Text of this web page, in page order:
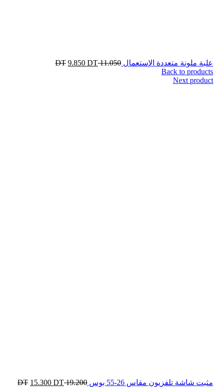
علبة ملونة متعددة الإستعمال 11.050
DT
9.850 DT
Back to products
Next product
مثبت شاشة تلفزيون مقاس 26-55 بوس 19.200
DT
15.300 DT